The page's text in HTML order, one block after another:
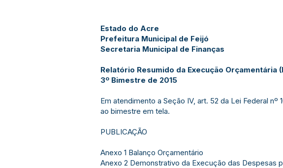
Estado do Acre
Prefeitura Municipal de Feijó
Secretaria Municipal de Finanças
Relatório Resumido da Execução Orçamentária
3º Bimestre de 2015
Em atendimento a Seção IV, art. 52 da Lei Federal
ao bimestre em tela.
PUBLICAÇÃO
Anexo 1 Balanço Orçamentário
Anexo 2 Demonstrativo da Execução das Despesas